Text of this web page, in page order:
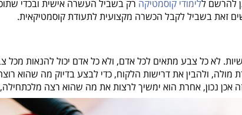
להרשם ללימודי קוסמטיקה רק בשביל העשרה אישית ובכדי
זאת בשביל לקבל הכשרה מקצועית לתעודת קוסמטיקאית.
לא כל צבע מתאים לכל אדם, ולא כל אדם יכול להנאות מכל
מולה, ולהבין את דרישות הלקוח, כדי לבצע בדיוק מה שהוא
אכן נכון, אחרת הוא ימשיך לרצות את מה שהוא רצה